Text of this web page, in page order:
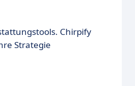
Chirpify
Strategie